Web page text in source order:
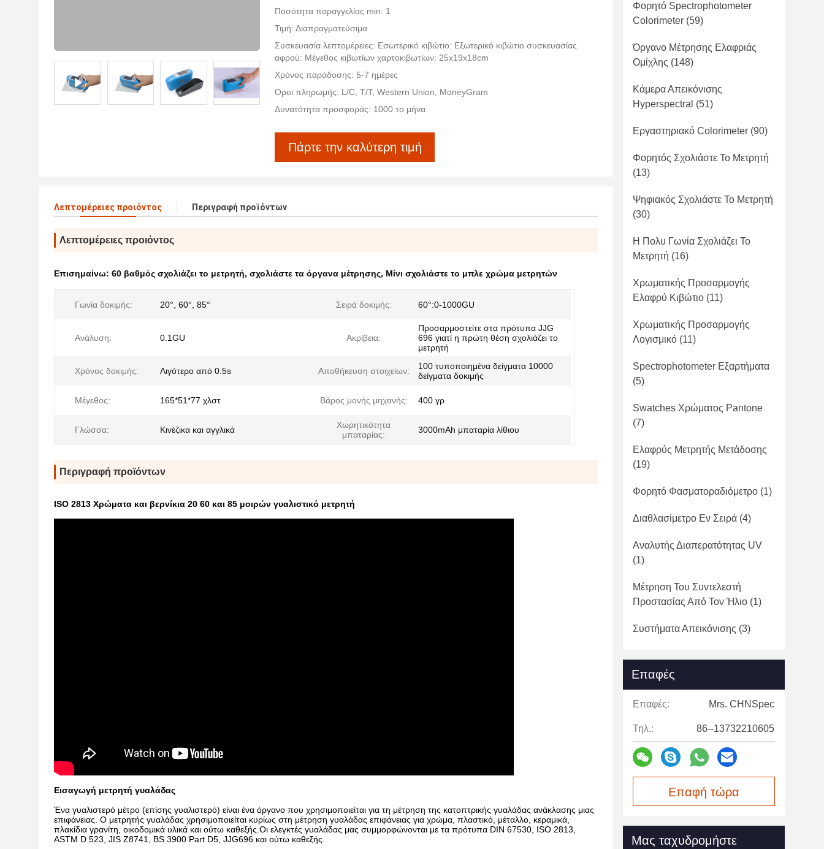
Ποσότητα παραγγελίας min: 1
Τιμή: Διαπραγματεύσιμα
Συσκευασία λεπτομέρειες: Εσωτερικό κιβώτιο: Εξωτερικό κιβώτιο συσκευασίας
αφρού: Μέγεθος κιβωτίων χαρτοκιβωτίων: 25x19x18cm
Χρόνος παράδοσης: 5-7 ημέρες
Όροι πληρωμής: L/C, T/T, Western Union, MoneyGram
Δυνατότητα προσφοράς: 1000 το μήνα
Πάρτε την καλύτερη τιμή
Λεπτομέρειες προιόντος Περιγραφή προϊόντων
Λεπτομέρειες προιόντος
Επισημαίνω: 60 βαθμός σχολιάζει το μετρητή, σχολιάστε τα όργανα μέτρησης, Μίνι σχολιάστε το μπλε χρώμα μετρητών
Γωνία δοκιμής: 20°, 60°, 85° Σειρά δοκιμής: 60°:0-1000GU
Ανάλυση: 0.1GU Ακρίβεια:
Προσαρμοστείτε στα πρότυπα JJG
696 γιατί η πρώτη θέση σχολιάζει το
μετρητή
Χρόνος δοκιμής: Λιγότερο από 0.5s Αποθήκευση στοιχείων:
100 τυποποιημένα δείγματα 10000
δείγματα δοκιμής
Μέγεθος: 165*51*77 χλστ Βάρος μονής μηχανής: 400 γρ
Γλώσσα: Κινέζικα και αγγλικά
Χωρητικότητα
μπαταρίας:
3000mAh μπαταρία λίθιου
Περιγραφή προϊόντων
ISO 2813 Χρώματα και βερνίκια 20 60 και 85 μοιρών γυαλιστικό μετρητή
Εισαγωγή μετρητή γυαλάδας
Ένα γυαλιστερό μέτρο (επίσης γυαλιστερό) είναι ένα όργανο που χρησιμοποιείται για τη μέτρηση της κατοπτρικής γυαλάδας ανάκλασης μιας
επιφάνειας. Ο μετρητής γυαλάδας χρησιμοποιείται κυρίως στη μέτρηση γυαλάδας επιφάνειας για χρώμα, πλαστικό, μέταλλο, κεραμικά,
πλακίδια γρανίτη, οικοδομικά υλικά και ούτω καθεξής.Οι ελεγκτές γυαλάδας μας συμμορφώνονται με τα πρότυπα DIN 67530, ISO 2813,
ASTM D 523, JIS Z8741, BS 3900 Part D5, JJG696 και ούτω καθεξής.
Φορητό Spectrophotometer
Colorimeter (59)
Όργανο Μέτρησης Ελαφριάς
Ομίχλης (148)
Κάμερα Απεικόνισης
Hyperspectral (51)
Εργαστηριακό Colorimeter (90)
Φορητός Σχολιάστε Το Μετρητή
(13)
Ψηφιακός Σχολιάστε Το Μετρητή
(30)
Η Πολυ Γωνία Σχολιάζει Το
Μετρητή (16)
Χρωματικής Προσαρμογής
Ελαφρύ Κιβώτιο (11)
Χρωματικής Προσαρμογής
Λογισμικό (11)
Spectrophotometer Εξαρτήματα
(5)
Swatches Χρώματος Pantone
(7)
Ελαφρύς Μετρητής Μετάδοσης
(19)
Φορητό Φασματοραδιόμετρο (1)
Διαθλασίμετρο Εν Σειρά (4)
Αναλυτής Διαπερατότητας UV
(1)
Μέτρηση Του Συντελεστή
Προστασίας Από Τον Ήλιο (1)
Συστήματα Απεικόνισης (3)
Επαφές
Επαφές: Mrs. CHNSpec
Τηλ.: 86--13732210605
Επαφή τώρα
Μας ταχυδρομήστε